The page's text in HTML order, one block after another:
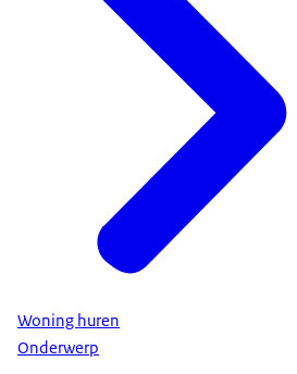
Woning huren
Onderwerp